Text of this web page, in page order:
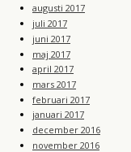
augusti 2017
juli 2017
juni 2017
maj 2017
april 2017
mars 2017
februari 2017
januari 2017
december 2016
november 2016